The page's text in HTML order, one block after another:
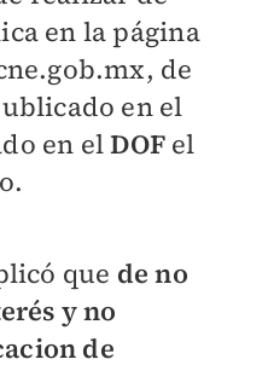
en la página
de
en el
en elDOF el
que de no
y no
de